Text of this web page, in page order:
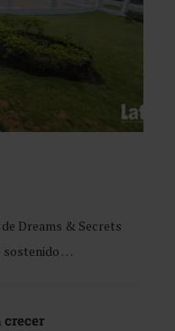
Dreams & Secrets
sostenido …
crecer